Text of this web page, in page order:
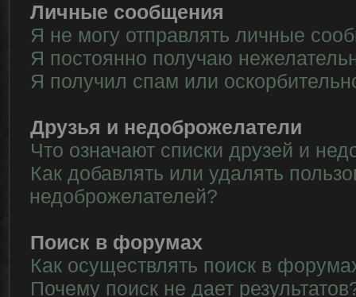
Личные сообщения
Я не могу отправлять личные
Я постоянно получаю
Я получил спам или
Друзья и недоброжелатели
Что означают списки друзей и
Как добавлять или удалять
недоброжелателей?
Поиск в форумах
Как осуществлять поиск в
Почему поиск не дает